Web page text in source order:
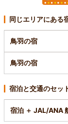
同じエリアにある
鳥羽の宿
鳥羽の宿
宿泊と交通のセッ
宿泊 ＋ JAL/ANA